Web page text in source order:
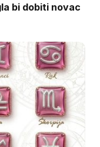
bi dobiti novac